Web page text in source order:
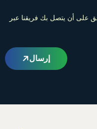
على أن يتصل بك فريقنا عبر
إرسال